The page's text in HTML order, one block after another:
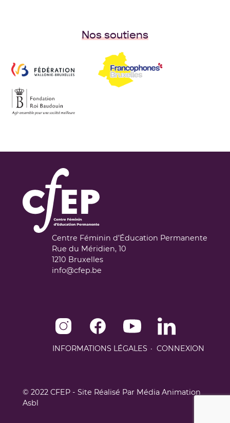
Nos soutiens
Centre Féminin d’Éducation Permanente
Rue du Méridien, 10
1210 Bruxelles
info@cfep.be
INFORMATIONS LÉGALES CONNEXION
© 2022 CFEP - Site Réalisé Par Média Animation
Asbl